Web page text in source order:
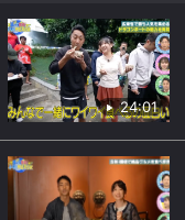
24:01